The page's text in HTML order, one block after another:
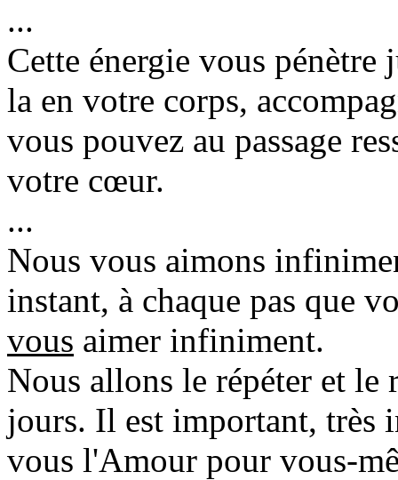
...
Cette énergie vous pénètre
la en votre corps,
vous pouvez au passage
votre cœur.
...
Nous vous aimons
instant, à chaque pas que
vous aimer infiniment.
Nous allons le répéter et le
jours. Il est important, très
vous l'Amour pour vous-